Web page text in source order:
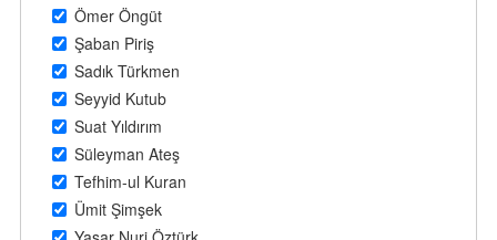
Ömer Öngüt
Şaban Piriş
Sadık Türkmen
Seyyid Kutub
Suat Yıldırım
Süleyman Ateş
Tefhim-ul Kuran
Ümit Şimşek